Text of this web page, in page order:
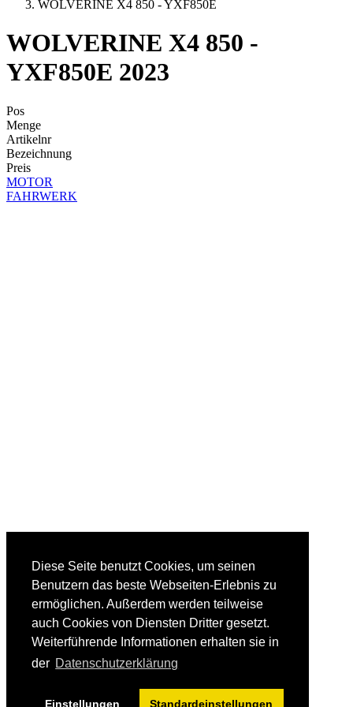
Diese Seite benutzt Cookies, um seinen
Benutzern das beste Webseiten-Erlebnis zu
ermöglichen. Außerdem werden teilweise
auch Cookies von Diensten Dritter gesetzt.
Weiterführende Informationen erhalten sie in
der Datenschutzerklärung
Einstellungen Standardeinstellungen
WOLVERINE X4 850 - YXF850E
WOLVERINE X4 850 -
YXF850E 2023
Pos
Menge
Artikelnr
Bezeichnung
Preis
MOTOR
FAHRWERK